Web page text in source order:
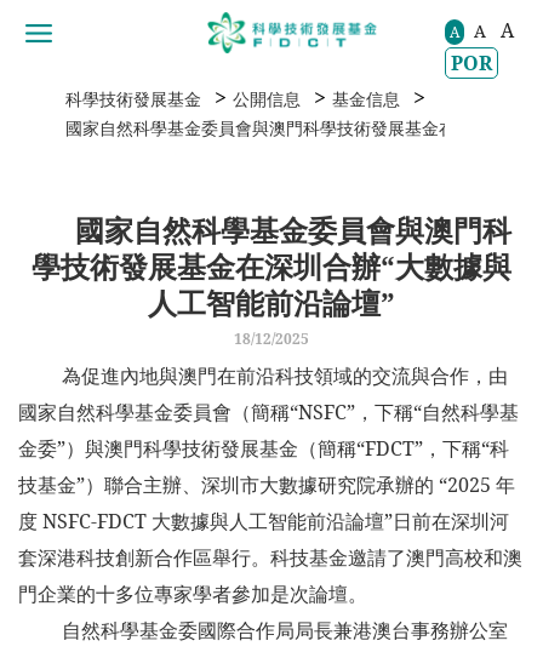
移動到内容區域 A A
A
POR
科學技術發展基金 > 公開信息 > 基金信息 >
國家自然科學基金委員會與澳門科學技術發展基金在深圳合辦“
國家自然科學基金委員會與澳門科
學技術發展基金在深圳合辦“大數據與
人工智能前沿論壇”
18/12/2025
為促進內地與澳門在前沿科技領域的交流與合作，由
國家自然科學基金委員會（簡稱“NSFC”，下稱“自然科學基
金委”）與澳門科學技術發展基金（簡稱“FDCT”，下稱“科
技基金”）聯合主辦、深圳市大數據研究院承辦的 “2025 年
度 NSFC-FDCT 大數據與人工智能前沿論壇”日前在深圳河
套深港科技創新合作區舉行。科技基金邀請了澳門高校和澳
門企業的十多位專家學者參加是次論壇。
自然科學基金委國際合作局局長兼港澳台事務辦公室